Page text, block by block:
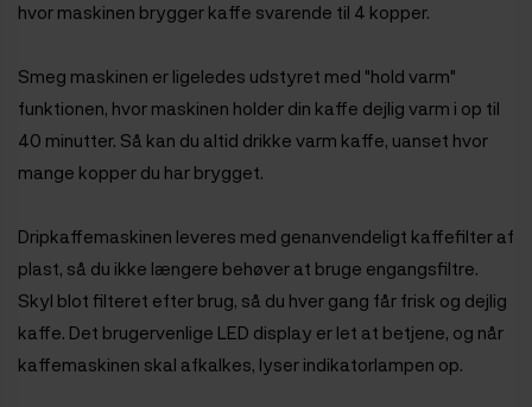
hvor maskinen brygger kaffe svarende til 4 kopper.
Smeg maskinen er ligeledes udstyret med "hold varm"
funktionen, hvor maskinen holder din kaffe dejlig varm i op til
40 minutter. Så kan du altid drikke varm kaffe, uanset hvor
mange kopper du har brygget.
Dripkaffemaskinen leveres med genanvendeligt kaffefilter af
plast, så du ikke længere behøver at bruge engangsfiltre.
Skyl blot filteret efter brug, så du hver gang får frisk og dejlig
kaffe. Det brugervenlige LED display er let at betjene, og når
kaffemaskinen skal afkalkes, lyser indikatorlampen op.